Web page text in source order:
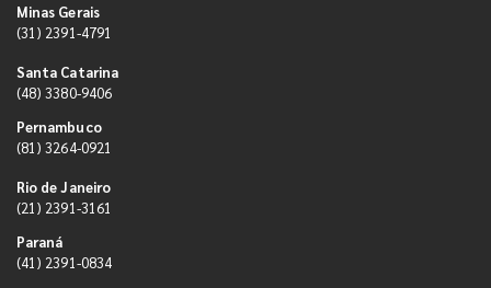
Minas Gerais
(31) 2391-4791
Santa Catarina
(48) 3380-9406
Pernambuco
(81) 3264-0921
Rio de Janeiro
(21) 2391-3161
Paraná
(41) 2391-0834